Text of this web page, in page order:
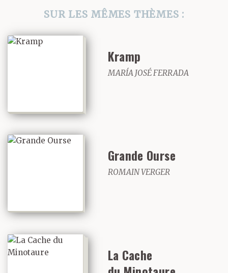
SUR LES MÊMES THÈMES :
Kramp
MARÍA JOSÉ FERRADA
Grande Ourse
ROMAIN VERGER
La Cache